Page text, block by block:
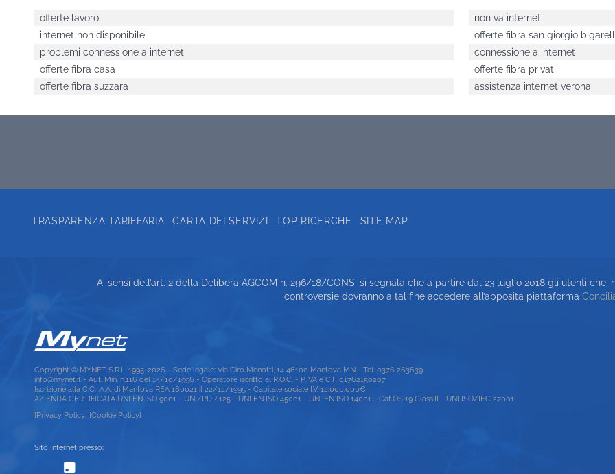
offerte lavoro
internet non disponibile
problemi connessione a internet
offerte fibra casa
offerte fibra suzzara
non va internet
offerte fibra san giorgio
connessione a internet
offerte fibra privati
assistenza internet verona
TRASPARENZA TARIFFARIA CARTA DEI SERVIZI TOP RICERCHE SITE MAP
Ai sensi dell’art. 2 della Delibera AGCOM n. 296/18/CONS, si segnala che a partire dal 23 luglio 2018 gli utenti
controversie dovranno a tal fine accedere all’apposita piattaforma
Copyright © MYNET S.R.L. 1995-2026 - Sede legale: Via Ciro Menotti, 14 46100 Mantova MN - Tel. 0376 263639
info@mynet.it - Aut. Min. n.116 del 14/10/1996 - Operatore iscritto al R.O.C. - P.IVA e C.F. 01762150207
Iscrizione alla C.C.I.A.A. di Mantova REA 180021 il 22/12/1995 - Capitale sociale I.V. 12.000.000€
AZIENDA CERTIFICATA UNI EN ISO 9001 - UNI/PDR 125 - UNI EN ISO 45001 - UNI EN ISO 14001 - Cat.OS 19 Class.II - UNI ISO/IEC 27001
[Privacy Policy] [Cookie Policy]
Sito Internet presso: